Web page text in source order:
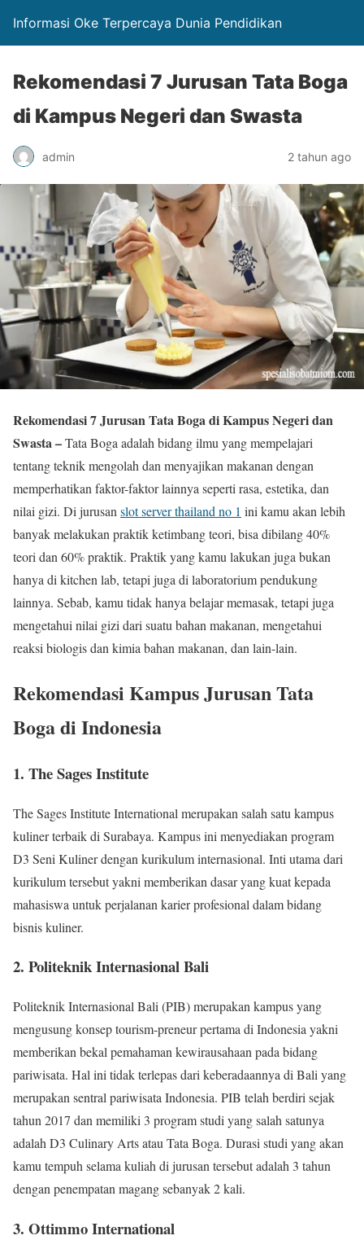
Informasi Oke Terpercaya Dunia Pendidikan
Rekomendasi 7 Jurusan Tata Boga
di Kampus Negeri dan Swasta
admin 2 tahun ago
Rekomendasi 7 Jurusan Tata Boga di Kampus Negeri dan
Swasta –Tata Boga adalah bidang ilmu yang mempelajari
tentang teknik mengolah dan menyajikan makanan dengan
memperhatikan faktor-faktor lainnya seperti rasa, estetika, dan
nilai gizi. Di jurusan slot server thailand no 1 ini kamu akan lebih
banyak melakukan praktik ketimbang teori, bisa dibilang 40%
teori dan 60% praktik. Praktik yang kamu lakukan juga bukan
hanya di kitchen lab, tetapi juga di laboratorium pendukung
lainnya. Sebab, kamu tidak hanya belajar memasak, tetapi juga
mengetahui nilai gizi dari suatu bahan makanan, mengetahui
reaksi biologis dan kimia bahan makanan, dan lain-lain.
Rekomendasi Kampus Jurusan Tata
Boga di Indonesia
1. The Sages Institute
The Sages Institute International merupakan salah satu kampus
kuliner terbaik di Surabaya. Kampus ini menyediakan program
D3 Seni Kuliner dengan kurikulum internasional. Inti utama dari
kurikulum tersebut yakni memberikan dasar yang kuat kepada
mahasiswa untuk perjalanan karier profesional dalam bidang
bisnis kuliner.
2. Politeknik Internasional Bali
Politeknik Internasional Bali (PIB) merupakan kampus yang
mengusung konsep tourism-preneur pertama di Indonesia yakni
memberikan bekal pemahaman kewirausahaan pada bidang
pariwisata. Hal ini tidak terlepas dari keberadaannya di Bali yang
merupakan sentral pariwisata Indonesia. PIB telah berdiri sejak
tahun 2017 dan memiliki 3 program studi yang salah satunya
adalah D3 Culinary Arts atau Tata Boga. Durasi studi yang akan
kamu tempuh selama kuliah di jurusan tersebut adalah 3 tahun
dengan penempatan magang sebanyak 2 kali.
3. Ottimmo International